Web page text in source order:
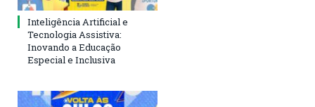
Inteligência Artificial e
Tecnologia Assistiva:
Inovando a Educação
Especial e Inclusiva